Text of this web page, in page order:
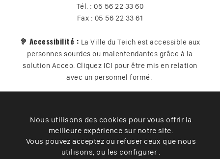
Tél. : 05 56 22 33 60
Fax : 05 56 22 33 61
🦻 Accessibilité : La Ville du Teich est accessible aux
personnes sourdes ou malentendantes grâce à la
solution Acceo. Cliquez ICI pour être mis en relation
avec un personnel formé.
Plan du site Contact Vos données
Cookies
Accessibilité
Nous utilisons des cookies pour vous offrir la
meilleure expérience sur notre site.
Vous pouvez acceptez ou refuser ceux que nous
utilisons, ou les configurer .